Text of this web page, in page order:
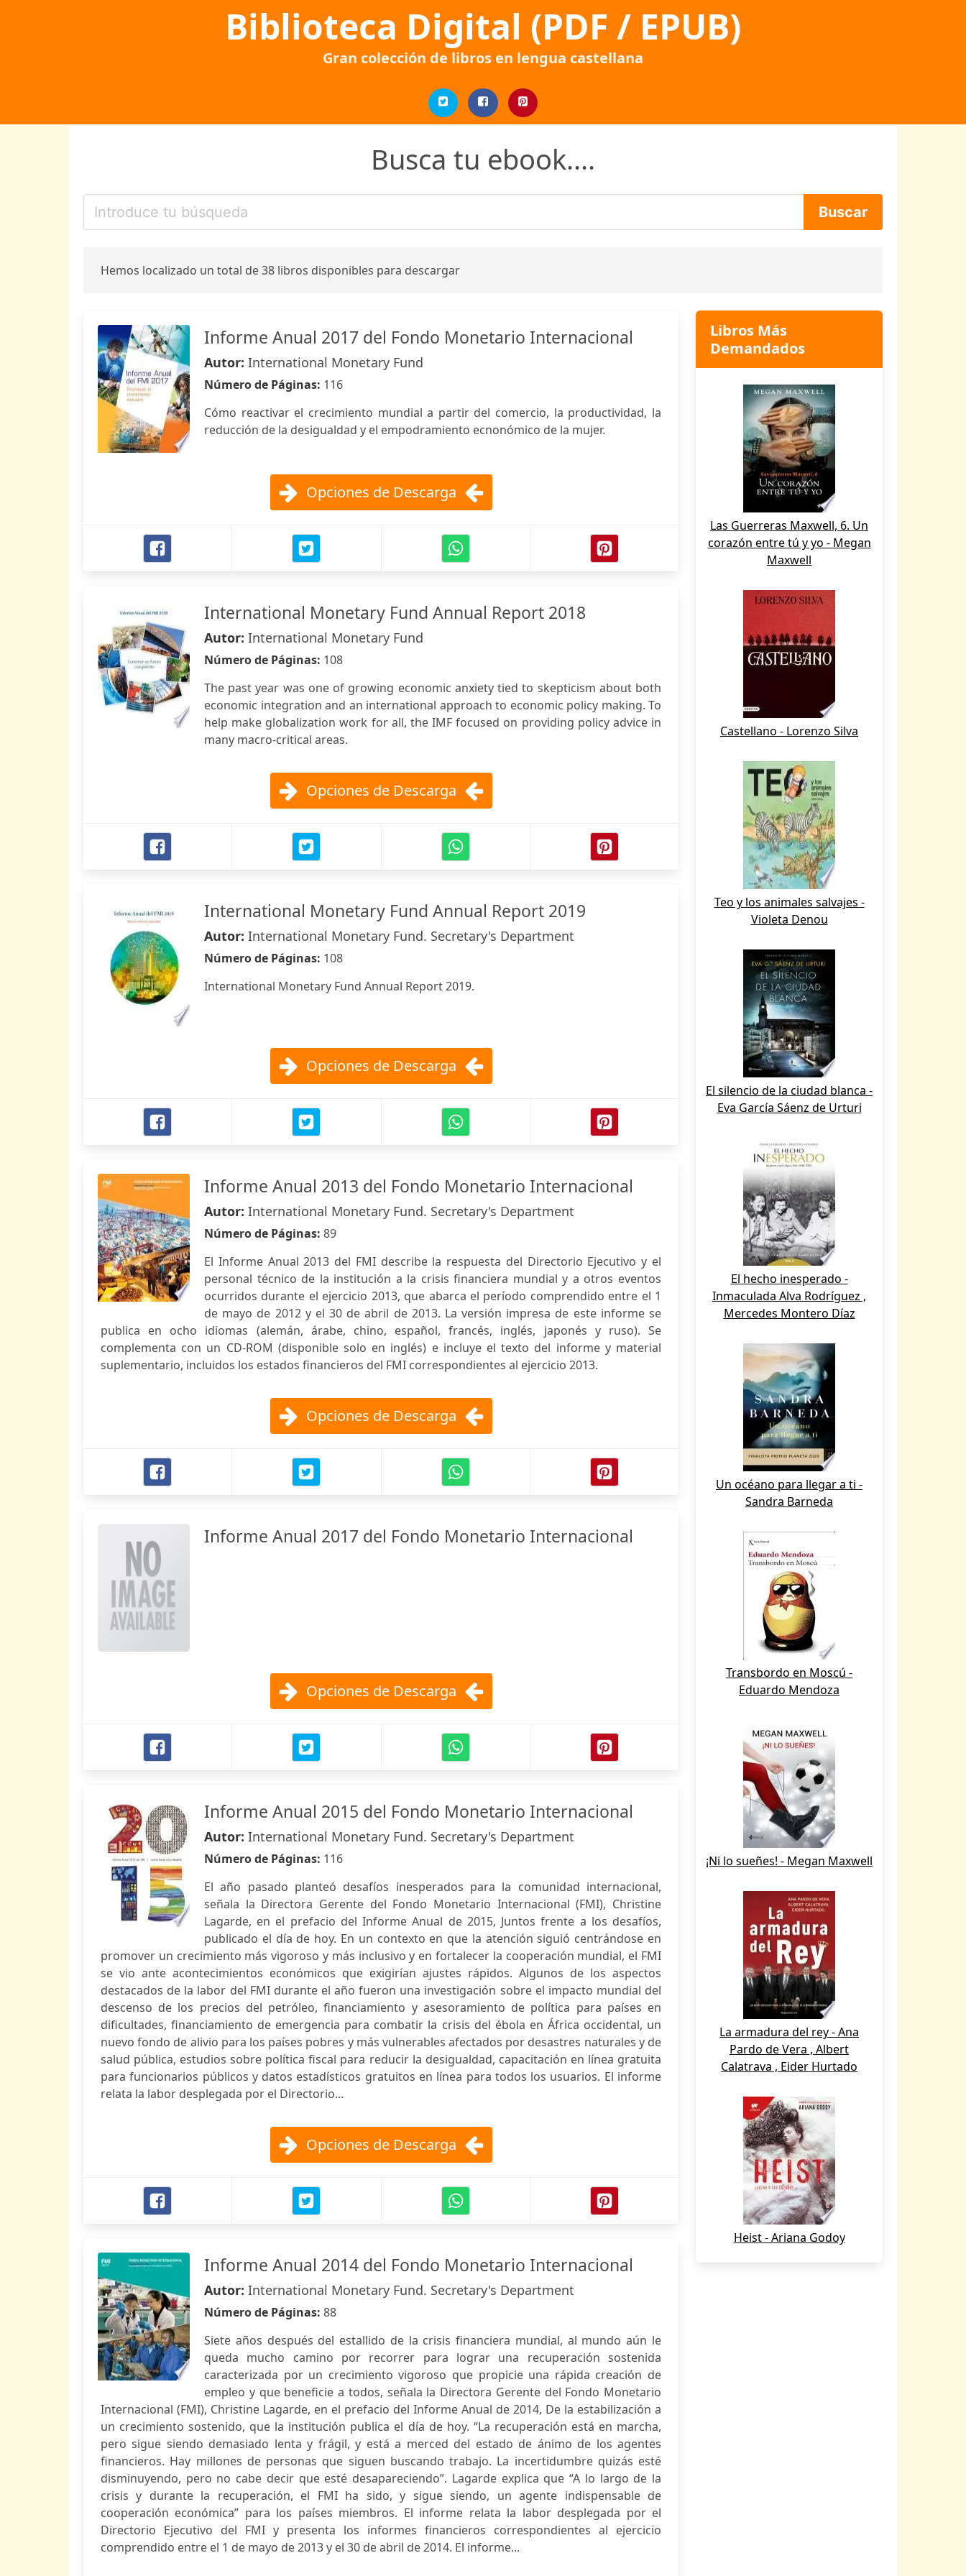
Biblioteca Digital (PDF / EPUB)
Gran colección de libros en lengua castellana
Busca tu ebook....
Hemos localizado un total de 38 libros disponibles para descargar
Informe Anual 2017 del Fondo Monetario Internacional
Autor: International Monetary Fund
Número de Páginas: 116
Cómo reactivar el crecimiento mundial a partir del comercio, la productividad, la
reducción de la desigualdad y el empodramiento ecnonómico de la mujer.
Opciones de Descarga
International Monetary Fund Annual Report 2018
Autor: International Monetary Fund
Número de Páginas: 108
The past year was one of growing economic anxiety tied to skepticism about both
economic integration and an international approach to economic policy making. To
help make globalization work for all, the IMF focused on providing policy advice in
many macro-critical areas.
Opciones de Descarga
International Monetary Fund Annual Report 2019
Autor: International Monetary Fund. Secretary's Department
Número de Páginas: 108
International Monetary Fund Annual Report 2019.
Opciones de Descarga
Informe Anual 2013 del Fondo Monetario Internacional
Autor: International Monetary Fund. Secretary's Department
Número de Páginas: 89
El Informe Anual 2013 del FMI describe la respuesta del Directorio Ejecutivo y el
personal técnico de la institución a la crisis financiera mundial y a otros eventos
ocurridos durante el ejercicio 2013, que abarca el período comprendido entre el 1
de mayo de 2012 y el 30 de abril de 2013. La versión impresa de este informe se
publica en ocho idiomas (alemán, árabe, chino, español, francés, inglés, japonés y ruso). Se
complementa con un CD-ROM (disponible solo en inglés) e incluye el texto del informe y material
suplementario, incluidos los estados financieros del FMI correspondientes al ejercicio 2013.
Opciones de Descarga
Informe Anual 2017 del Fondo Monetario Internacional
Opciones de Descarga
Informe Anual 2015 del Fondo Monetario Internacional
Autor: International Monetary Fund. Secretary's Department
Número de Páginas: 116
El año pasado planteó desafíos inesperados para la comunidad internacional,
señala la Directora Gerente del Fondo Monetario Internacional (FMI), Christine
Lagarde, en el prefacio del Informe Anual de 2015, Juntos frente a los desafíos,
publicado el día de hoy. En un contexto en que la atención siguió centrándose en
promover un crecimiento más vigoroso y más inclusivo y en fortalecer la cooperación mundial, el FMI
se vio ante acontecimientos económicos que exigirían ajustes rápidos. Algunos de los aspectos
destacados de la labor del FMI durante el año fueron una investigación sobre el impacto mundial del
descenso de los precios del petróleo, financiamiento y asesoramiento de política para países en
dificultades, financiamiento de emergencia para combatir la crisis del ébola en África occidental, un
nuevo fondo de alivio para los países pobres y más vulnerables afectados por desastres naturales y de
salud pública, estudios sobre política fiscal para reducir la desigualdad, capacitación en línea gratuita
para funcionarios públicos y datos estadísticos gratuitos en línea para todos los usuarios. El informe
relata la labor desplegada por el Directorio...
Opciones de Descarga
Informe Anual 2014 del Fondo Monetario Internacional
Autor: International Monetary Fund. Secretary's Department
Número de Páginas: 88
Siete años después del estallido de la crisis financiera mundial, al mundo aún le
queda mucho camino por recorrer para lograr una recuperación sostenida
caracterizada por un crecimiento vigoroso que propicie una rápida creación de
empleo y que beneficie a todos, señala la Directora Gerente del Fondo Monetario
Internacional (FMI), Christine Lagarde, en el prefacio del Informe Anual de 2014, De la estabilización a
un crecimiento sostenido, que la institución publica el día de hoy. “La recuperación está en marcha,
pero sigue siendo demasiado lenta y frágil, y está a merced del estado de ánimo de los agentes
financieros. Hay millones de personas que siguen buscando trabajo. La incertidumbre quizás esté
disminuyendo, pero no cabe decir que esté desapareciendo”. Lagarde explica que “A lo largo de la
crisis y durante la recuperación, el FMI ha sido, y sigue siendo, un agente indispensable de
cooperación económica” para los países miembros. El informe relata la labor desplegada por el
Directorio Ejecutivo del FMI y presenta los informes financieros correspondientes al ejercicio
comprendido entre el 1 de mayo de 2013 y el 30 de abril de 2014. El informe...
Libros Más
Demandados
Las Guerreras Maxwell, 6. Un
corazón entre tú y yo - Megan
Maxwell
Castellano - Lorenzo Silva
Teo y los animales salvajes -
Violeta Denou
El silencio de la ciudad blanca -
Eva García Sáenz de Urturi
El hecho inesperado -
Inmaculada Alva Rodríguez ,
Mercedes Montero Díaz
Un océano para llegar a ti -
Sandra Barneda
Transbordo en Moscú -
Eduardo Mendoza
¡Ni lo sueñes! - Megan Maxwell
La armadura del rey - Ana
Pardo de Vera , Albert
Calatrava , Eider Hurtado
Heist - Ariana Godoy